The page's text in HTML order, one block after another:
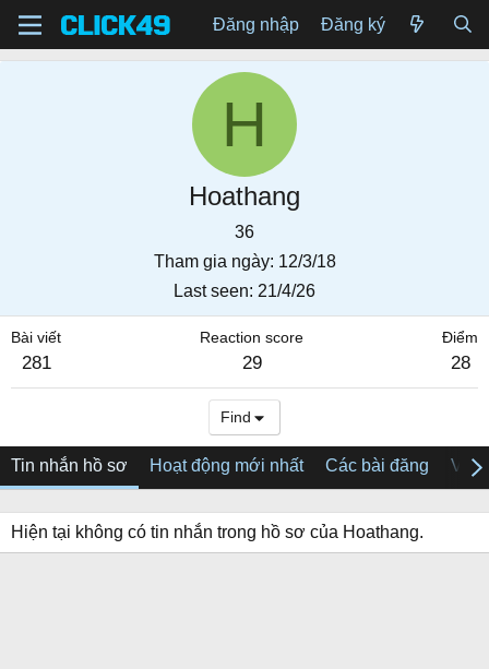
Đăng nhập Đăng ký
H
Hoathang
36
Tham gia ngày 12/3/18
Last seen 21/4/26
Bài viết
281
Reaction score
29
Điểm
28
Find
Tin nhắn hồ sơ Hoạt động mới nhất Các bài đăng Về
Hiện tại không có tin nhắn trong hồ sơ của Hoathang.